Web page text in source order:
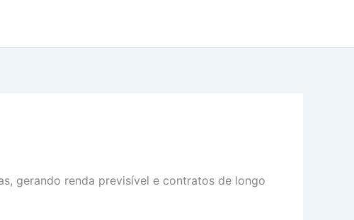
gerando renda previsível e contratos de longo